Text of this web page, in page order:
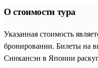
О стоимости тура
Указанная стоимость
бронировании. Билеты на
Синкансэн в Японии